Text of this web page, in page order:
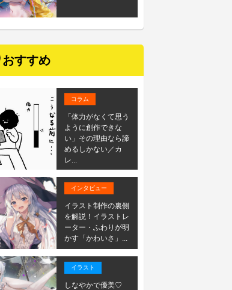
おすすめ
コラム
「体力がなくて思う
ように創作できな
い」その理由なら諦
めるしかない／カ
レ...
インタビュー
イラスト制作の裏側
を解説！イラストレ
ーター・ふわりが明
かす「かわいさ」...
イラスト
しなやかで優美♡